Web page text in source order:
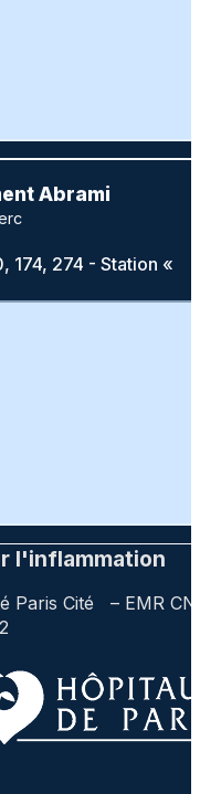
Abrami
174, 274 - Station «
l'inflammation
Paris Cité – EMR